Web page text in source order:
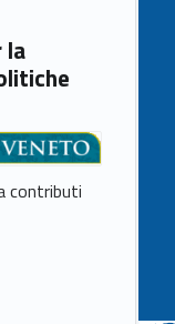
la
contributi